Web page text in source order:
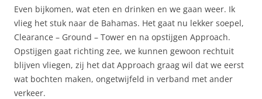
Even bijkomen, wat eten en drinken en we gaan weer. Ik
vlieg het stuk naar de Bahamas. Het gaat nu lekker soepel,
Clearance – Ground – Tower en na opstijgen Approach.
Opstijgen gaat richting zee, we kunnen gewoon rechtuit
blijven vliegen, zij het dat Approach graag wil dat we eerst
wat bochten maken, ongetwijfeld in verband met ander
verkeer.